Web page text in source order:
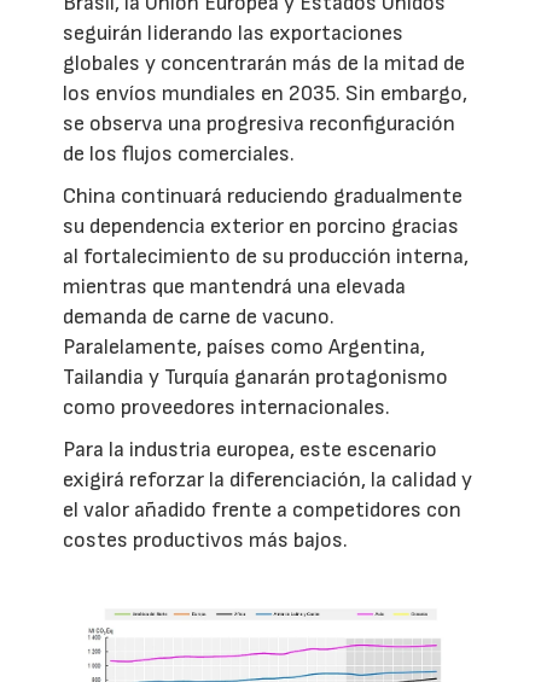
seguirán liderando las exportaciones
globales y concentrarán más de la mitad de
los envíos mundiales en 2035. Sin embargo,
se observa una progresiva reconfiguración
de los flujos comerciales.
China continuará reduciendo gradualmente
su dependencia exterior en porcino gracias
al fortalecimiento de su producción interna,
mientras que mantendrá una elevada
demanda de carne de vacuno.
Paralelamente, países como Argentina,
Tailandia y Turquía ganarán protagonismo
como proveedores internacionales.
Para la industria europea, este escenario
exigirá reforzar la diferenciación, la calidad y
el valor añadido frente a competidores con
costes productivos más bajos.